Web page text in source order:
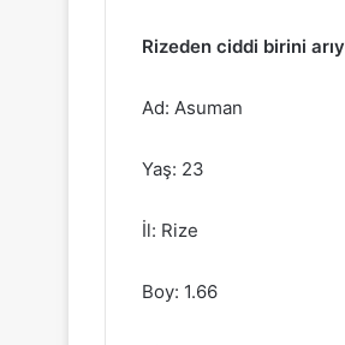
Rizeden ciddi birini
Ad: Asuman
Yaş: 23
İl: Rize
Boy: 1.66